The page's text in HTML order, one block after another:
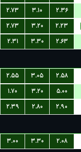
۲.۳۶ ۳.۱۰
۲.۷۳
۲.۲۳ ۳.۲۰
۲.۷۳
۲.۶۳ ۳.۳۰
۲.۳۱
۲.۵۸ ۳.۰۵
۲.۵۵
۵.۰۰ ۳.۲۰
۱.۷۰
۲.۹۰ ۲.۸۰
۲.۳۹
۲.۰۸ ۳.۳۰ ۳.۰۰